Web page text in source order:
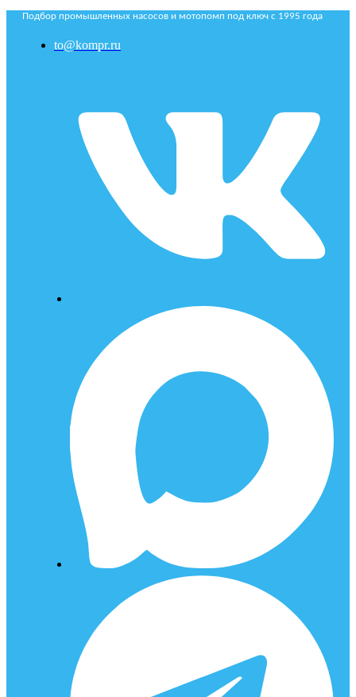
Подбор промышленных насосов и мотопомп под ключ с 1995 года
to@kompr.ru